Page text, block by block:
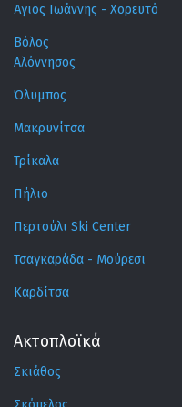
Άγιος Ιωάννης - Χορευτό
Βόλος
Αλόννησος
Όλυμπος
Μακρυνίτσα
Τρίκαλα
Πήλιο
Περτούλι Ski Center
Τσαγκαράδα - Μούρεσι
Καρδίτσα
Ακτοπλοϊκά
Σκιάθος